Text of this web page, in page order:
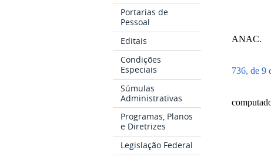
Portarias de
Pessoal
Editais
Condições
Especiais
Súmulas
Administrativas
Programas, Planos
e Diretrizes
Legislação Federal
ANAC.
736, de 9